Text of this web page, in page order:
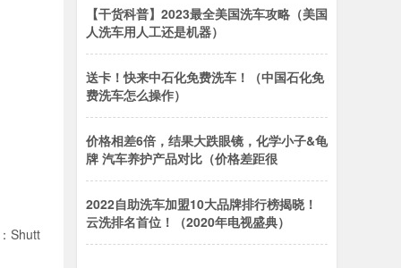
Shutt
【干货科普】2023最全美国洗车攻略（美国
人洗车用人工还是机器）
送卡！快来中石化免费洗车！（中国石化免
费洗车怎么操作）
价格相差6倍，结果大跌眼镜，化学小子&龟
牌 汽车养护产品对比（价格差距很
2022自助洗车加盟10大品牌排行榜揭晓！
云洗排名首位！（2020年电视盛典）